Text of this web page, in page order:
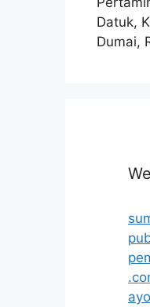
Datuk,
Dumai,